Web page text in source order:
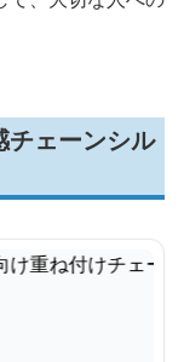
チェーンシル